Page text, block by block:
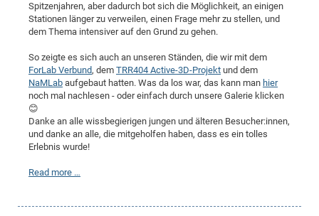
Spitzenjahren, aber dadurch bot sich die Möglichkeit, an einigen
Stationen länger zu verweilen, einen Frage mehr zu stellen, und
dem Thema intensiver auf den Grund zu gehen.
So zeigte es sich auch an unseren Ständen, die wir mit dem
ForLab Verbund, dem TRR404 Active-3D-Projekt und dem
NaMLab aufgebaut hatten. Was da los war, das kann man hier
noch mal nachlesen - oder einfach durch unsere Galerie klicken
😊
Danke an alle wissbegierigen jungen und älteren Besucher:innen,
und danke an alle, die mitgeholfen haben, dass es ein tolles
Erlebnis wurde!
Read more …